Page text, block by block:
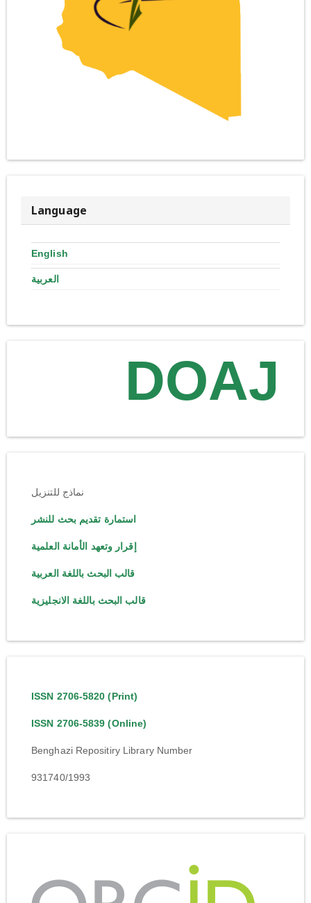
Language
English
العربية
DOAJ
نماذج للتنزيل
استمارة تقديم بحث للنشر
إقرار وتعهد الأمانة العلمية
قالب البحث باللغة العربية
قالب البحث باللغة الانجليزية
ISSN 2706-5820 (Print)
ISSN 2706-5839 (Online)
Benghazi Repositiry Library Number
931740/1993